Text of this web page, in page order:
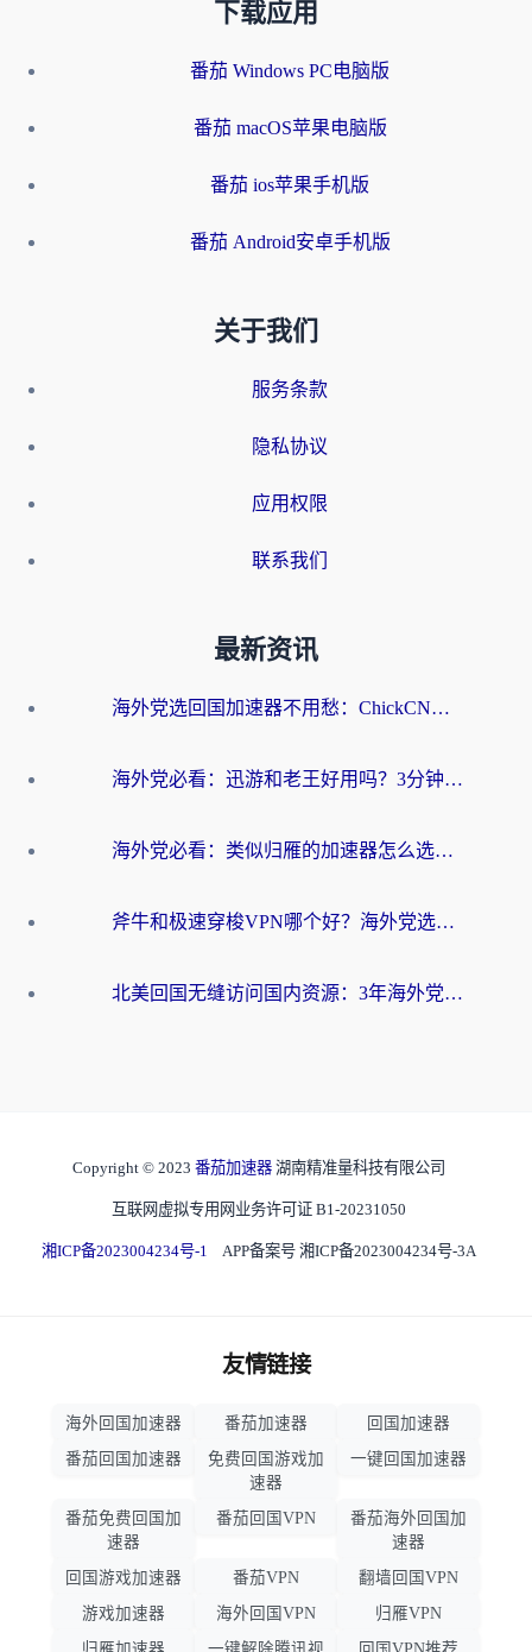
下载应用
番茄 Windows PC电脑版
番茄 macOS苹果电脑版
番茄 ios苹果手机版
番茄 Android安卓手机版
关于我们
服务条款
隐私协议
应用权限
联系我们
最新资讯
海外党选回国加速器不用愁：ChickCN和洞见哪个好？一篇搞定所有疑问
海外党必看：迅游和老王好用吗？3分钟选对加速国内网络的加速器
海外党必看：类似归雁的加速器怎么选？一篇搞定无缝访问国内资源
斧牛和极速穿梭VPN哪个好？海外党选回国加速器必看的真实对比与避坑指南
北美回国无缝访问国内资源：3年海外党亲测的加速器选择指南
Copyright © 2023 番茄加速器 湖南精准量科技有限公司
互联网虚拟专用网业务许可证 B1-20231050
湘ICP备2023004234号-1 APP备案号 湘ICP备2023004234号-3A
友情链接
海外回国加速器 番茄加速器
回国加速器
番茄回国加速器
免费回国游戏加
速器
一键回国加速器
番茄免费回国加
速器
番茄回国VPN
番茄海外回国加
速器
回国游戏加速器
番茄VPN
翻墙回国VPN
游戏加速器
海外回国VPN
归雁VPN